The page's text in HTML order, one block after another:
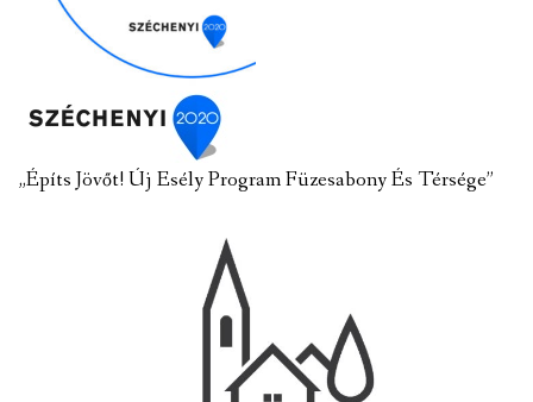
„Építs Jövőt! Új Esély Program Füzesabony És Térsége”